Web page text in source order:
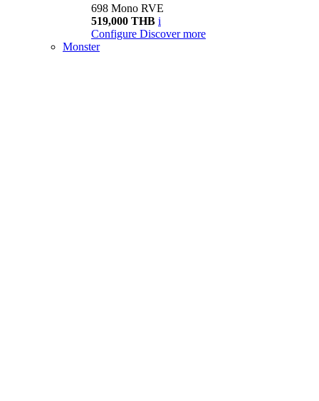
698 Mono RVE
519,000 THB i
Configure Discover more
Monster